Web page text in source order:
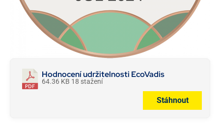
Hodnocení udržitelnosti EcoVadis
64.36 KB 18 stažení
Stáhnout